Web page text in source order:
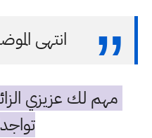
انتهى
مهم لك عزيزي